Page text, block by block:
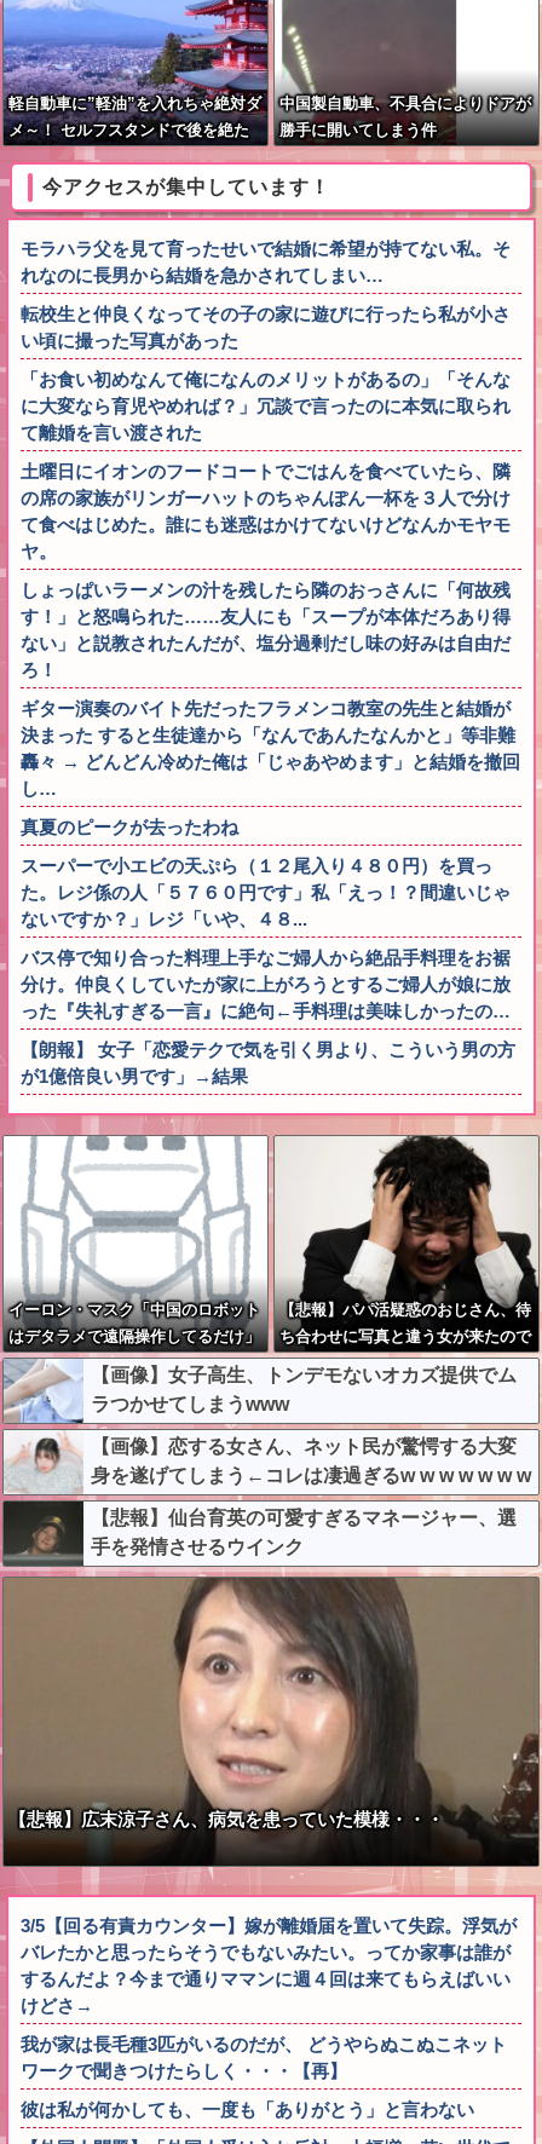
軽自動車に”軽油”を入れちゃ絶対ダ
メ～！ セルフスタンドで後を絶た
ない「誤給油トラブル」！
中国製自動車、不具合によりドアが
勝手に開いてしまう件
今アクセスが集中しています！
モラハラ父を見て育ったせいで結婚に希望が持てない私。そ
れなのに長男から結婚を急かされてしまい…
転校生と仲良くなってその子の家に遊びに行ったら私が小さ
い頃に撮った写真があった
「お食い初めなんて俺になんのメリットがあるの」「そんな
に大変なら育児やめれば？」冗談で言ったのに本気に取られ
て離婚を言い渡された
土曜日にイオンのフードコートでごはんを食べていたら、隣
の席の家族がリンガーハットのちゃんぽん一杯を３人で分け
て食べはじめた。誰にも迷惑はかけてないけどなんかモヤモ
ヤ。
しょっぱいラーメンの汁を残したら隣のおっさんに「何故残
す！」と怒鳴られた……友人にも「スープが本体だろあり得
ない」と説教されたんだが、塩分過剰だし味の好みは自由だ
ろ！
ギター演奏のバイト先だったフラメンコ教室の先生と結婚が
決まった すると生徒達から「なんであんたなんかと」等非難
轟々 → どんどん冷めた俺は「じゃあやめます」と結婚を撤回
し…
真夏のピークが去ったわね
スーパーで小エビの天ぷら（１２尾入り４８０円）を買っ
た。レジ係の人「５７６０円です」私「えっ！？間違いじゃ
ないですか？」レジ「いや、４８...
バス停で知り合った料理上手なご婦人から絶品手料理をお裾
分け。仲良くしていたが家に上がろうとするご婦人が娘に放
った『失礼すぎる一言』に絶句←手料理は美味しかったの…
【朗報】 女子「恋愛テクで気を引く男より、こういう男の方
が1億倍良い男です」→結果
イーロン・マスク「中国のロボット
はデタラメで遠隔操作してるだけ」
【悲報】パパ活疑惑のおじさん、待
ち合わせに写真と違う女が来たので
逃げようとするも眼鏡を奪われ可哀
想なことになっているところを激写
されてしまう…
【画像】女子高生、トンデモないオカズ提供でム
ラつかせてしまうwww
【画像】恋する女さん、ネット民が驚愕する大変
身を遂げてしまう←コレは凄過ぎるw w w w w w w
w
【悲報】仙台育英の可愛すぎるマネージャー、選
手を発情させるウインク
【悲報】広末涼子さん、病気を患っていた模様・・・
3/5【回る有責カウンター】嫁が離婚届を置いて失踪。浮気が
バレたかと思ったらそうでもないみたい。ってか家事は誰が
するんだよ？今まで通りママンに週４回は来てもらえばいい
けどさ→
我が家は長毛種3匹がいるのだが、 どうやらぬこぬこネット
ワークで聞きつけたらしく・・・【再】
彼は私が何かしても、一度も「ありがとう」と言わない